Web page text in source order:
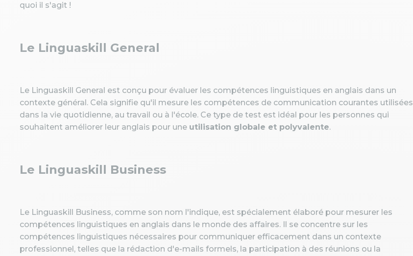
quoi il s'agit !
Le Linguaskill General
Le Linguaskill General est conçu pour évaluer les compétences linguistiques en anglais dans un
contexte général. Cela signifie qu'il mesure les compétences de communication courantes utilisées
dans la vie quotidienne, au travail ou à l'école. Ce type de test est idéal pour les personnes qui
souhaitent améliorer leur anglais pour une utilisation globale et polyvalente.
Le Linguaskill Business
Le Linguaskill Business, comme son nom l'indique, est spécialement élaboré pour mesurer les
compétences linguistiques en anglais dans le monde des affaires. Il se concentre sur les
compétences linguistiques nécessaires pour communiquer efficacement dans un contexte
professionnel, telles que la rédaction d'e-mails formels, la participation à des réunions ou la